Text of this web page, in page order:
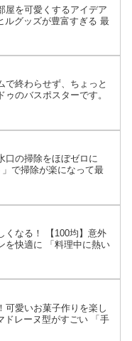
屋を可愛くするアイデア
ルグッズが豊富すぎる 最
で終わらせず、ちょっと
のバスポスターです。
口の掃除をほぼゼロに
で掃除が楽になって最
くなる！ 【100均】意外
を快適に 「料理中に熱い
可愛いお菓子作りを楽し
ドレーヌ型がすごい 「手